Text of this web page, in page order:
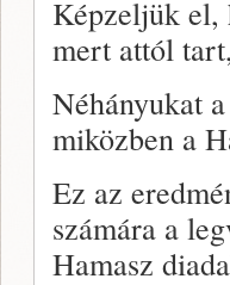
Képzeljük el,
mert attól
Néhányukat
miközben a
Ez az
számára a
Hamasz